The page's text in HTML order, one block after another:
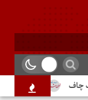
دم جنبانک ابلق